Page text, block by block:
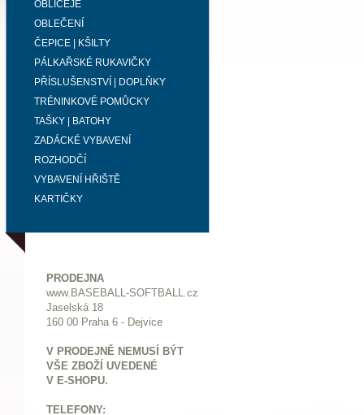
OBLIČEJE
OBLEČENÍ
ČEPICE | KŠILTY
PÁLKAŘSKÉ RUKAVIČKY
PŘÍSLUŠENSTVÍ | DOPLŇKY
TRÉNINKOVÉ POMŮCKY
TAŠKY | BATOHY
ZADÁCKÉ VYBAVENÍ
ROZHODČÍ
VYBAVENÍ HŘIŠTĚ
KARTIČKY
PRODEJNA
www.BASEBALL-SOFTBALL.cz
Jaselská 18
160 00 Praha 6 - Dejvice
V PRODEJNĚ NEMUSÍ BÝT
VŠE ZBOŽÍ UVEDENÉ
V E-SHOPU.
TELEFONY: